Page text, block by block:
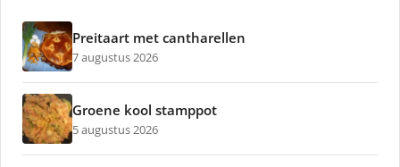
Preitaart met cantharellen
7 augustus 2026
Groene kool stamppot
5 augustus 2026